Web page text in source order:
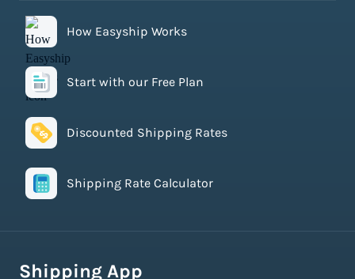
How Easyship Works
Start with our Free Plan
Discounted Shipping Rates
Shipping Rate Calculator
Shipping App